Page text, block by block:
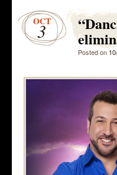
OCT
3
Posted on